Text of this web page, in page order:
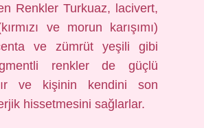
Renkler Turkuaz, lacivert,
ve morun karışımı)
ve zümrüt yeşili gibi
renkler de güçlü
ve kişinin kendini son
hissetmesini sağlarlar.